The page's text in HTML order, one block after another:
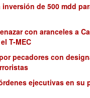
de 500 mdd
con aranceles a
T-MEC
pecadores con
ejecutivas en su